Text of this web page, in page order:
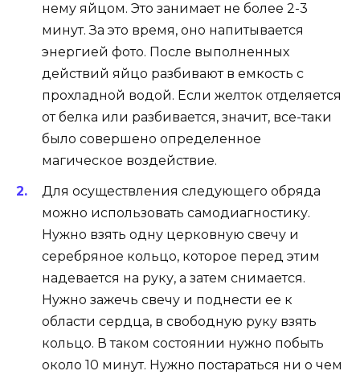
нему яйцом. Это занимает не более 2-3
минут. За это время, оно напитывается
энергией фото. После выполненных
действий яйцо разбивают в емкость с
прохладной водой. Если желток отделяется
от белка или разбивается, значит, все-таки
было совершено определенное
магическое воздействие.
Для осуществления следующего обряда
можно использовать самодиагностику.
Нужно взять одну церковную свечу и
серебряное кольцо, которое перед этим
надевается на руку, а затем снимается.
Нужно зажечь свечу и поднести ее к
области сердца, в свободную руку взять
кольцо. В таком состоянии нужно побыть
около 10 минут. Нужно постараться ни о чем